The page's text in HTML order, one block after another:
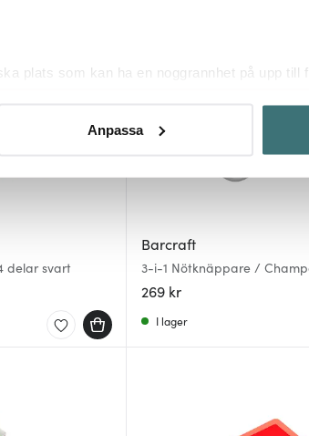
plats som kan ha en noggrannhet på upp till
från cookie-förklaringen.
ska anpassas efter det som vi tror
Anpassa
delar svart
Barcraft
3-i-1 Nötknäppare /
269 kr
I lager